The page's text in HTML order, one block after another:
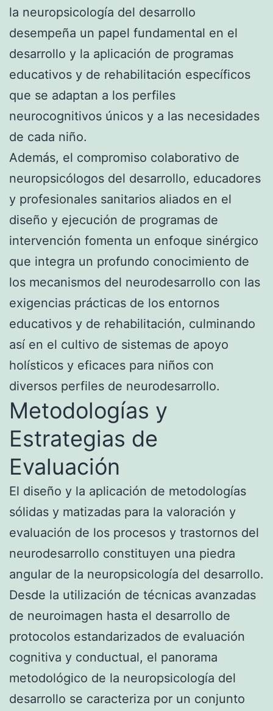
la neuropsicología del desarrollo
desempeña un papel fundamental en el
desarrollo y la aplicación de programas
educativos y de rehabilitación específicos
que se adaptan a los perfiles
neurocognitivos únicos y a las necesidades
de cada niño.
Además, el compromiso colaborativo de
neuropsicólogos del desarrollo, educadores
y profesionales sanitarios aliados en el
diseño y ejecución de programas de
intervención fomenta un enfoque sinérgico
que integra un profundo conocimiento de
los mecanismos del neurodesarrollo con las
exigencias prácticas de los entornos
educativos y de rehabilitación, culminando
así en el cultivo de sistemas de apoyo
holísticos y eficaces para niños con
diversos perfiles de neurodesarrollo.
Metodologías y
Estrategias de
Evaluación
El diseño y la aplicación de metodologías
sólidas y matizadas para la valoración y
evaluación de los procesos y trastornos del
neurodesarrollo constituyen una piedra
angular de la neuropsicología del desarrollo.
Desde la utilización de técnicas avanzadas
de neuroimagen hasta el desarrollo de
protocolos estandarizados de evaluación
cognitiva y conductual, el panorama
metodológico de la neuropsicología del
desarrollo se caracteriza por un conjunto